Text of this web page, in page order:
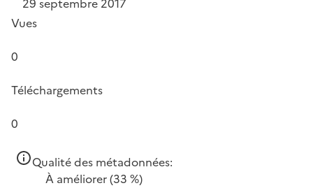
Vues
0
Téléchargements
0
Qualité des métadonnées:
À améliorer(33 %)